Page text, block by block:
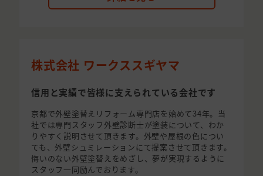
株式会社 ワークススギヤマ
信用と実績で皆様に支えられている会社です
京都で外壁塗替えリフォーム専門店を始めて34年。当
社では専門スタッフ外壁診断士が塗装について、わか
りやすく説明させて頂きます。外壁や屋根の色につい
ても、外壁シュミレーションにて提案させて頂きます。
悔いのない外壁塗替えをめざし、夢が実現するように
スタッフ一同励んでおります。